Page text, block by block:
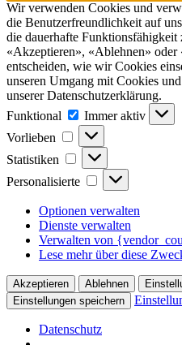
Wir verwenden Cookies und
die Benutzerfreundlichkeit auf
die dauerhafte Funktionsfähig­keit
«Akzeptieren», «Ablehnen»
entscheiden, wie wir Cookies
unseren Umgang mit Cookies
unserer Datenschutzerklärung.
Funktional
Funktional
Immer aktiv
Vorlieben
Vorlieben
Statistiken Statistiken
Personalisierte Personalisierte
Optionen verwalten
Dienste verwalten
Verwalten von
Lese mehr über diese
Akzeptieren Ablehnen
Einstellungen speichern
Datenschutz